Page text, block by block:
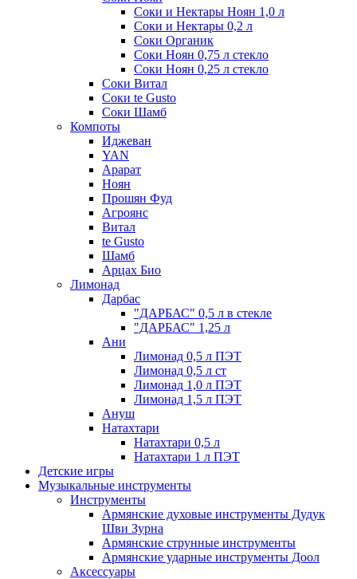
Соки и Нектары Ноян 1,0 л
Соки и Нектары 0,2 л
Соки Органик
Соки Ноян 0,75 л стекло
Соки Ноян 0,25 л стекло
Соки Витал
Соки te Gusto
Соки Шамб
Компоты
Иджеван
YAN
Арарат
Ноян
Прошян Фуд
Агроянс
Витал
te Gusto
Шамб
Арцах Био
Лимонад
Дарбас
"ДАРБАС" 0,5 л в стекле
"ДАРБАС" 1,25 л
Ани
Лимонад 0,5 л ПЭТ
Лимонад 0,5 л ст
Лимонад 1,0 л ПЭТ
Лимонад 1,5 л ПЭТ
Ануш
Натахтари
Натахтари 0,5 л
Натахтари 1 л ПЭТ
Детские игры
Музыкальные инструменты
Инструменты
Армянские духовые инструменты Дудук
Шви Зурна
Армянские струнные инструменты
Армянские ударные инструменты Доол
Аксессуары